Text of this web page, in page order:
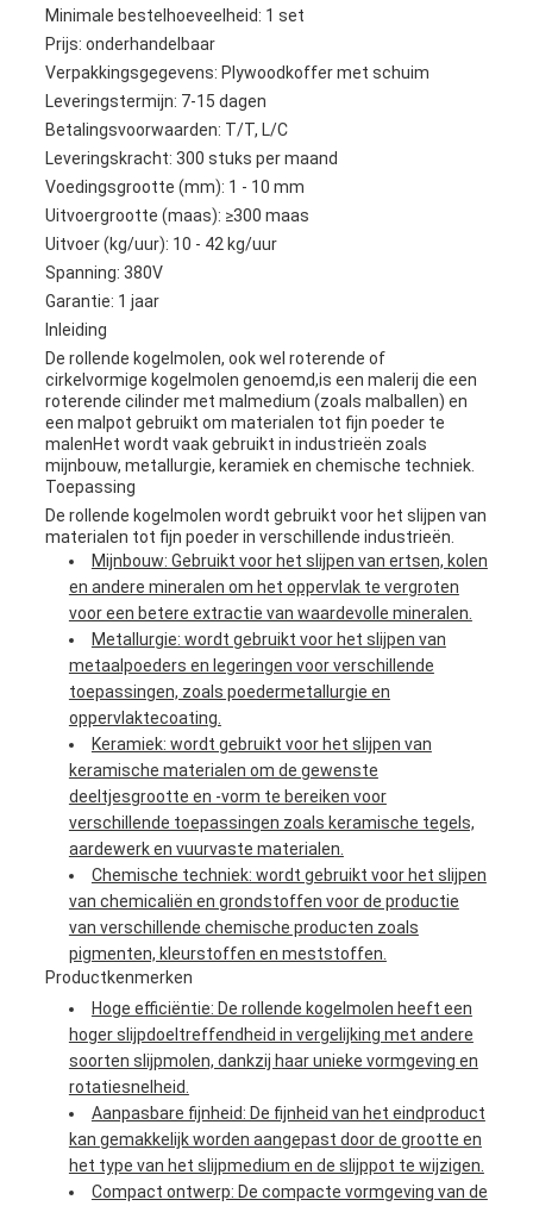
Minimale bestelhoeveelheid: 1 set
Prijs: onderhandelbaar
Verpakkingsgegevens: Plywoodkoffer met schuim
Leveringstermijn: 7-15 dagen
Betalingsvoorwaarden: T/T, L/C
Leveringskracht: 300 stuks per maand
Voedingsgrootte (mm): 1 - 10 mm
Uitvoergrootte (maas): ≥300 maas
Uitvoer (kg/uur): 10 - 42 kg/uur
Spanning: 380V
Garantie: 1 jaar
Inleiding
De rollende kogelmolen, ook wel roterende of
cirkelvormige kogelmolen genoemd,is een malerij die een
roterende cilinder met malmedium (zoals malballen) en
een malpot gebruikt om materialen tot fijn poeder te
malenHet wordt vaak gebruikt in industrieën zoals
mijnbouw, metallurgie, keramiek en chemische techniek.
Toepassing
De rollende kogelmolen wordt gebruikt voor het slijpen van
materialen tot fijn poeder in verschillende industrieën.
Mijnbouw: Gebruikt voor het slijpen van ertsen, kolen
en andere mineralen om het oppervlak te vergroten
voor een betere extractie van waardevolle mineralen.
Metallurgie: wordt gebruikt voor het slijpen van
metaalpoeders en legeringen voor verschillende
toepassingen, zoals poedermetallurgie en
oppervlaktecoating.
Keramiek: wordt gebruikt voor het slijpen van
keramische materialen om de gewenste
deeltjesgrootte en -vorm te bereiken voor
verschillende toepassingen zoals keramische tegels,
aardewerk en vuurvaste materialen.
Chemische techniek: wordt gebruikt voor het slijpen
van chemicaliën en grondstoffen voor de productie
van verschillende chemische producten zoals
pigmenten, kleurstoffen en meststoffen.
Productkenmerken
Hoge efficiëntie: De rollende kogelmolen heeft een
hoger slijpdoeltreffendheid in vergelijking met andere
soorten slijpmolen, dankzij haar unieke vormgeving en
rotatiesnelheid.
Aanpasbare fijnheid: De fijnheid van het eindproduct
kan gemakkelijk worden aangepast door de grootte en
het type van het slijpmedium en de slijppot te wijzigen.
Compact ontwerp: De compacte vormgeving van de